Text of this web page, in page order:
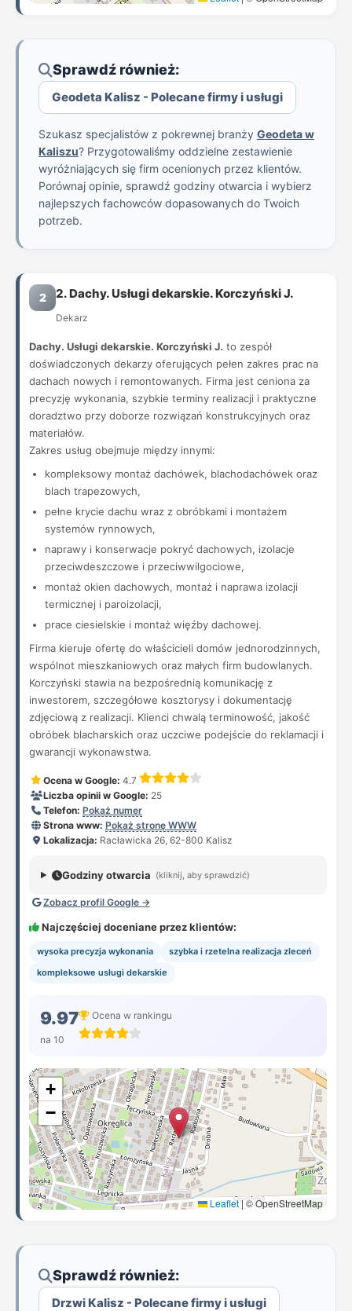
Sprawdź również:
Geodeta Kalisz - Polecane firmy i usługi
Szukasz specjalistów z pokrewnej branży Geodeta w
Kaliszu? Przygotowaliśmy oddzielne zestawienie
wyróżniających się firm ocenionych przez klientów.
Porównaj opinie, sprawdź godziny otwarcia i wybierz
najlepszych fachowców dopasowanych do Twoich
potrzeb.
2 2. Dachy. Usługi dekarskie. Korczyński J.
Dekarz
Dachy. Usługi dekarskie. Korczyński J. to zespół
doświadczonych dekarzy oferujących pełen zakres prac na
dachach nowych i remontowanych. Firma jest ceniona za
precyzję wykonania, szybkie terminy realizacji i praktyczne
doradztwo przy doborze rozwiązań konstrukcyjnych oraz
materiałów.
Zakres usług obejmuje między innymi:
kompleksowy montaż dachówek, blachodachówek oraz
blach trapezowych,
pełne krycie dachu wraz z obróbkami i montażem
systemów rynnowych,
naprawy i konserwacje pokryć dachowych, izolacje
przeciwdeszczowe i przeciwwilgociowe,
montaż okien dachowych, montaż i naprawa izolacji
termicznej i paroizolacji,
prace ciesielskie i montaż więźby dachowej.
Firma kieruje ofertę do właścicieli domów jednorodzinnych,
wspólnot mieszkaniowych oraz małych firm budowlanych.
Korczyński stawia na bezpośrednią komunikację z
inwestorem, szczegółowe kosztorysy i dokumentację
zdjęciową z realizacji. Klienci chwalą terminowość, jakość
obróbek blacharskich oraz uczciwe podejście do reklamacji i
gwarancji wykonawstwa.
Ocena w Google: 4.7
Liczba opinii w Google: 25
Telefon: Pokaż numer
Strona www: Pokaż stronę WWW
Lokalizacja: Racławicka 26, 62-800 Kalisz
Godziny otwarcia (kliknij, aby sprawdzić)
Zobacz profil Google →
Najczęściej doceniane przez klientów:
wysoka precyzja wykonania
szybka i rzetelna realizacja zleceń
kompleksowe usługi dekarskie
9.97
na 10
Ocena w rankingu
+
−
Leaflet|© OpenStreetMap
Sprawdź również:
Drzwi Kalisz - Polecane firmy i usługi